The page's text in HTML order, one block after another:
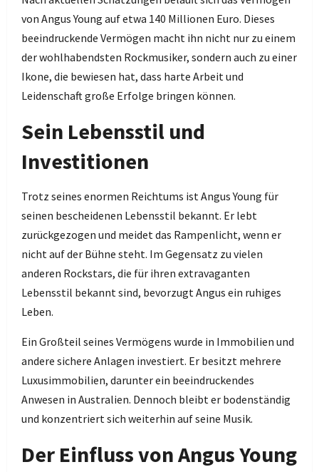
von Angus Young auf etwa 140 Millionen Euro. Dieses
beeindruckende Vermögen macht ihn nicht nur zu einem
der wohlhabendsten Rockmusiker, sondern auch zu einer
Ikone, die bewiesen hat, dass harte Arbeit und
Leidenschaft große Erfolge bringen können.
Sein Lebensstil und
Investitionen
Trotz seines enormen Reichtums ist Angus Young für
seinen bescheidenen Lebensstil bekannt. Er lebt
zurückgezogen und meidet das Rampenlicht, wenn er
nicht auf der Bühne steht. Im Gegensatz zu vielen
anderen Rockstars, die für ihren extravaganten
Lebensstil bekannt sind, bevorzugt Angus ein ruhiges
Leben.
Ein Großteil seines Vermögens wurde in Immobilien und
andere sichere Anlagen investiert. Er besitzt mehrere
Luxusimmobilien, darunter ein beeindruckendes
Anwesen in Australien. Dennoch bleibt er bodenständig
und konzentriert sich weiterhin auf seine Musik.
Der Einfluss von Angus Young